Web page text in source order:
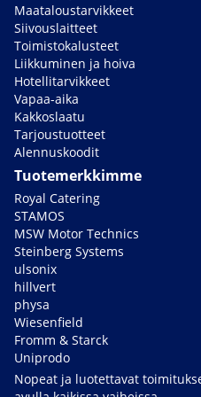
Maataloustarvikkeet
Siivouslaitteet
Toimistokalusteet
Liikkuminen ja hoiva
Hotellitarvikkeet
Vapaa-aika
Kakkoslaatu
Tarjoustuotteet
Alennuskoodit
Tuotemerkkimme
Royal Catering
STAMOS
MSW Motor Technics
Steinberg Systems
ulsonix
hillvert
physa
Wiesenfield
Fromm & Starck
Uniprodo
Nopeat ja luotettavat